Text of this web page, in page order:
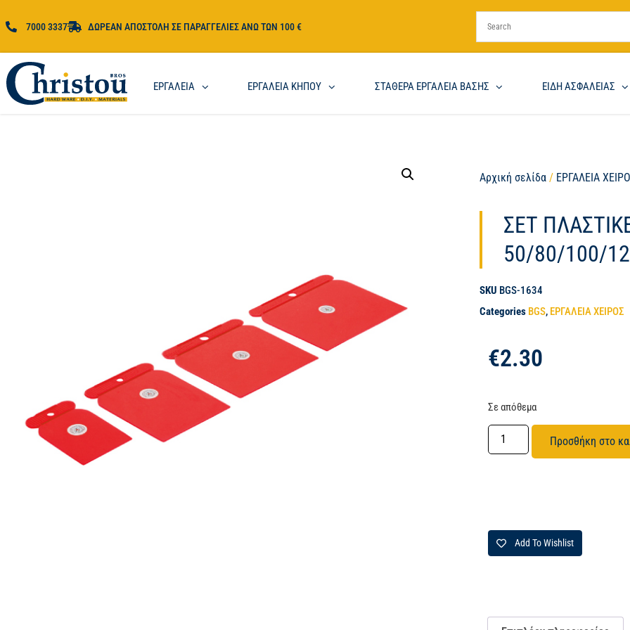
7000 3337 ΔΩΡΕΑΝ ΑΠΟΣΤΟΛΗ ΣΕ ΠΑΡΑΓΓΕΛΙΕΣ ΑΝΩ ΤΩΝ 100 €
ΕΡΓΑΛΕΙΑ ΕΡΓΑΛΕΙΑ ΚΗΠΟΥ ΣΤΑΘΕΡΑ ΕΡΓΑΛΕΙΑ ΒΑΣΗΣ ΕΙΔΗ ΑΣΦΑΛΕΙΑΣ
Αρχική σελίδα / ΕΡΓΑΛΕΙΑ
ΣΕΤ
50/80/100/
SKU BGS-1634
Categories BGS, ΕΡΓΑΛΕΙΑ ΧΕΙΡΟΣ
€2.30
Σε απόθεμα
Προσθήκη στο
Add To Wishlist